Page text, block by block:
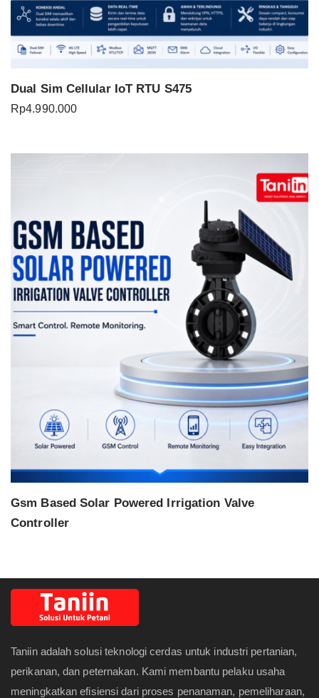
Dual Sim Cellular IoT RTU S475
Rp4.990.000
Gsm Based Solar Powered Irrigation Valve
Controller
Taniin adalah solusi teknologi cerdas untuk industri pertanian,
perikanan, dan peternakan. Kami membantu pelaku usaha
meningkatkan efisiensi dari proses penanaman, pemeliharaan,